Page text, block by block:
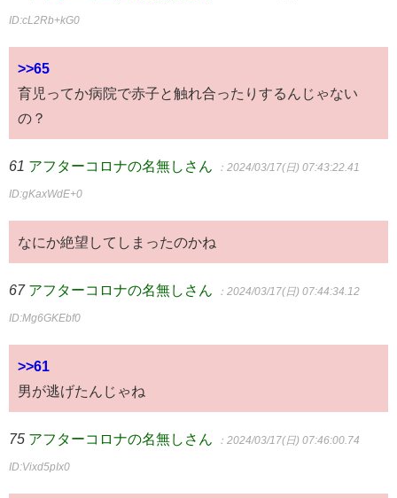
ID:cL2Rb+kG0
>>65
育児ってか病院で赤子と触れ合ったりするんじゃない
の？
61 アフターコロナの名無しさん ：2024/03/17(日) 07:43:22.41
ID:gKaxWdE+0
なにか絶望してしまったのかね
67 アフターコロナの名無しさん ：2024/03/17(日) 07:44:34.12
ID:Mg6GKEbf0
>>61
男が逃げたんじゃね
75 アフターコロナの名無しさん ：2024/03/17(日) 07:46:00.74
ID:Vixd5pIx0